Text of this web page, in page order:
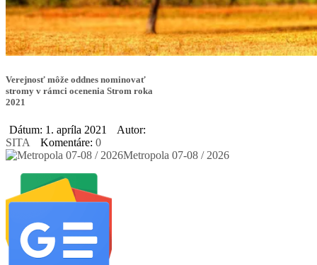
Verejnosť môže oddnes nominovať
stromy v rámci ocenenia Strom roka
2021
Dátum: 1. apríla 2021
Autor:
SITA
Komentáre: 0
Metropola 07-08 / 2026